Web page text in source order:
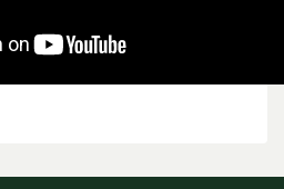
iletebilirsiniz.